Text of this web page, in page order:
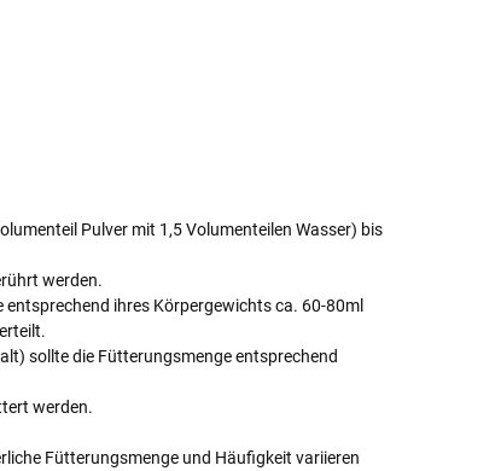
Pulver mit 1,5 Volumenteilen Wasser) bis
werden.
ihres Körpergewichts ca. 60-80ml
sollte die Fütterungsmenge entsprechend
werden.
Fütterungsmenge und Häufigkeit variieren